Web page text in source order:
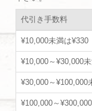
代引き手数料
¥10,000未満は¥330
¥10,000～¥30,000
¥30,000～¥100,000
¥100,000～